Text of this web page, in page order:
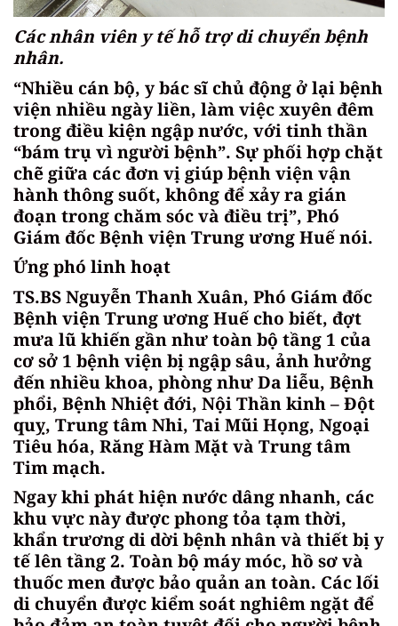
Các nhân viên y tế hỗ trợ di chuyển bệnh
nhân.
“Nhiều cán bộ, y bác sĩ chủ động ở lại bệnh
viện nhiều ngày liền, làm việc xuyên đêm
trong điều kiện ngập nước, với tinh thần
“bám trụ vì người bệnh”. Sự phối hợp chặt
chẽ giữa các đơn vị giúp bệnh viện vận
hành thông suốt, không để xảy ra gián
đoạn trong chăm sóc và điều trị”, Phó
Giám đốc Bệnh viện Trung ương Huế nói.
Ứng phó linh hoạt
TS.BS Nguyễn Thanh Xuân, Phó Giám đốc
Bệnh viện Trung ương Huế cho biết, đợt
mưa lũ khiến gần như toàn bộ tầng 1 của
cơ sở 1 bệnh viện bị ngập sâu, ảnh hưởng
đến nhiều khoa, phòng như Da liễu, Bệnh
phổi, Bệnh Nhiệt đới, Nội Thần kinh – Đột
quỵ, Trung tâm Nhi, Tai Mũi Họng, Ngoại
Tiêu hóa, Răng Hàm Mặt và Trung tâm
Tim mạch.
Ngay khi phát hiện nước dâng nhanh, các
khu vực này được phong tỏa tạm thời,
khẩn trương di dời bệnh nhân và thiết bị y
tế lên tầng 2. Toàn bộ máy móc, hồ sơ và
thuốc men được bảo quản an toàn. Các lối
di chuyển được kiểm soát nghiêm ngặt để